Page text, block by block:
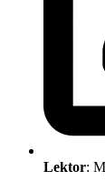
Lektor: